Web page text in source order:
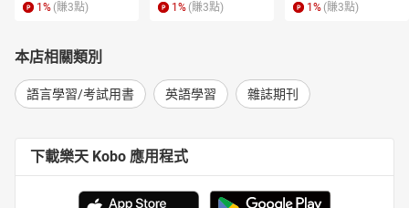
1 % (賺3點) 1 % (賺3點) 1 % (賺3點)
本店相關類別
語言學習/考試用書 英語學習 雜誌期刊
下載樂天 Kobo 應用程式